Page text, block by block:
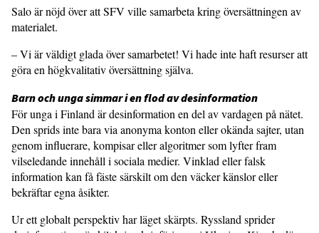
Salo är nöjd över att SFV ville samarbeta kring översättningen av
materialet.
– Vi är väldigt glada över samarbetet! Vi hade inte haft resurser att
göra en högkvalitativ översättning själva.
Barn och unga simmar i en flod av desinformation
För unga i Finland är desinformation en del av vardagen på nätet.
Den sprids inte bara via anonyma konton eller okända sajter, utan
genom influerare, kompisar eller algoritmer som lyfter fram
vilseledande innehåll i sociala medier. Vinklad eller falsk
information kan få fäste särskilt om den väcker känslor eller
bekräftar egna åsikter.
Ur ett globalt perspektiv har läget skärpts. Ryssland sprider